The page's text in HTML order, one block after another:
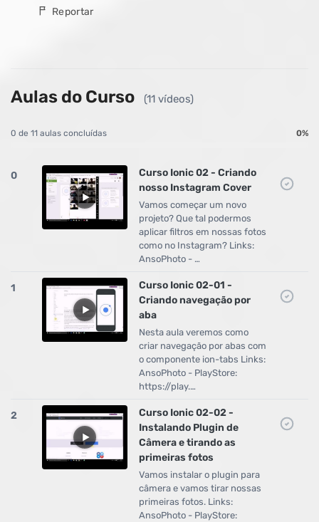
Reportar
Aulas do Curso (11 vídeos)
0 de 11 aulas concluídas 0%
0
Curso Ionic 02 - Criando
nosso Instagram Cover
Vamos começar um novo
projeto? Que tal podermos
aplicar filtros em nossas fotos
como no Instagram? Links:
AnsoPhoto - …
1
Curso Ionic 02-01 -
Criando navegação por
aba
Nesta aula veremos como
criar navegação por abas com
o componente ion-tabs Links:
AnsoPhoto - PlayStore:
https://play.…
2
Curso Ionic 02-02 -
Instalando Plugin de
Câmera e tirando as
primeiras fotos
Vamos instalar o plugin para
câmera e vamos tirar nossas
primeiras fotos. Links:
AnsoPhoto - PlayStore: